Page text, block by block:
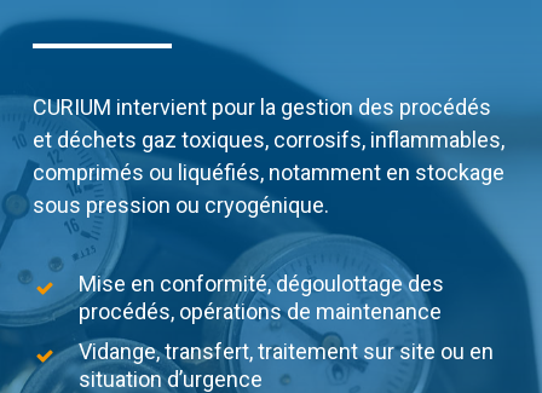
CURIUM intervient pour la gestion des procédés
et déchets gaz toxiques, corrosifs, inflammables,
comprimés ou liquéfiés, notamment en stockage
sous pression ou cryogénique.
Mise en conformité, dégoulottage des
procédés, opérations de maintenance
Vidange, transfert, traitement sur site ou en
situation d’urgence